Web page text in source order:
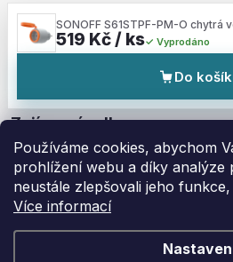
Používáme cookies, abychom
prohlížení webu a díky analýze
neustále zlepšovali jeho
Více informací
Služby
Zajímavé odkazy
nastavení
519 Kč / ks Vyprodáno
Do